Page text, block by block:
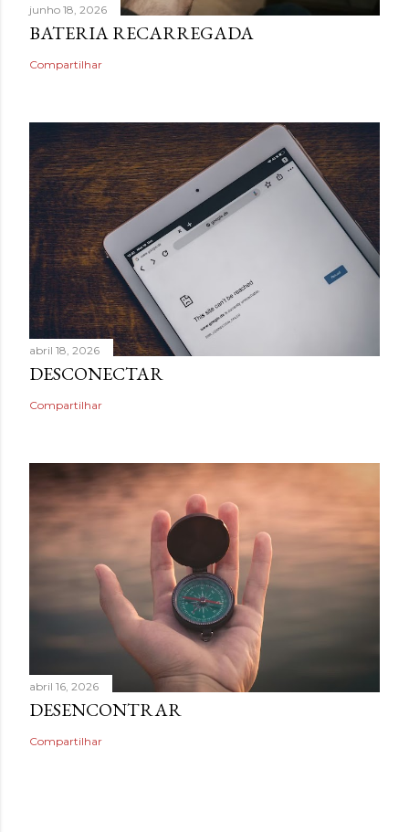
junho 18, 2026
BATERIA RECARREGADA
Compartilhar
abril 18, 2026
DESCONECTAR
Compartilhar
abril 16, 2026
DESENCONTRAR
Compartilhar